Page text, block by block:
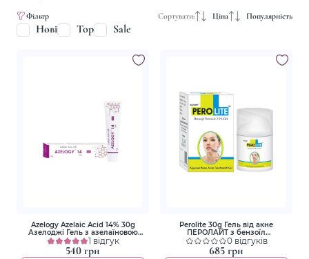
Фільтр Сортувати: Ціна Популярність
Нові Top Sale
Azelogy Azelaic Acid 14% 30g
Азелоджі Гель з азелаїновою
кислотою 14%
1 відгук
540 грн
Perolite 30g Гель від акне
ПЕРОЛАЙТ з бензоїл
пероксидом 2.5 %
0 відгуків
685 грн